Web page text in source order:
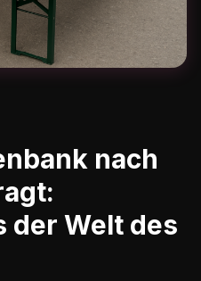
nach
der Welt des